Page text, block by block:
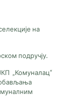
на
подручју.
„Комуналац“
обављања